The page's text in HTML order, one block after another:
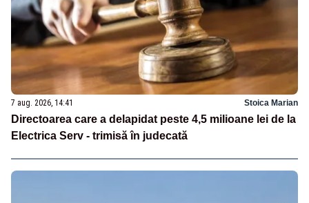
7 aug. 2026, 14:41 Stoica Marian
Directoarea care a delapidat peste 4,5 milioane lei de la
Electrica Serv - trimisă în judecată